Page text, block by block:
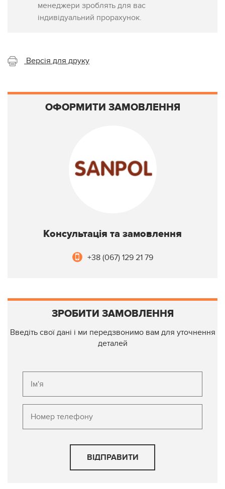
менеджери зроблять для вас
індивідуальний прорахунок.
Версія для друку
ОФОРМИТИ ЗАМОВЛЕННЯ
Консультація та замовлення
+38 (067) 129 21 79
ЗРОБИТИ ЗАМОВЛЕННЯ
Введіть свої дані і ми передзвонимо вам для уточнення
деталей
ВІДПРАВИТИ